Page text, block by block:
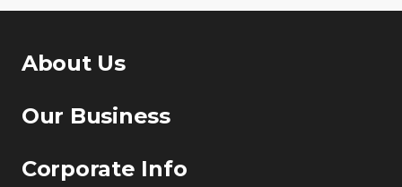
About Us
Our Business
Corporate Info